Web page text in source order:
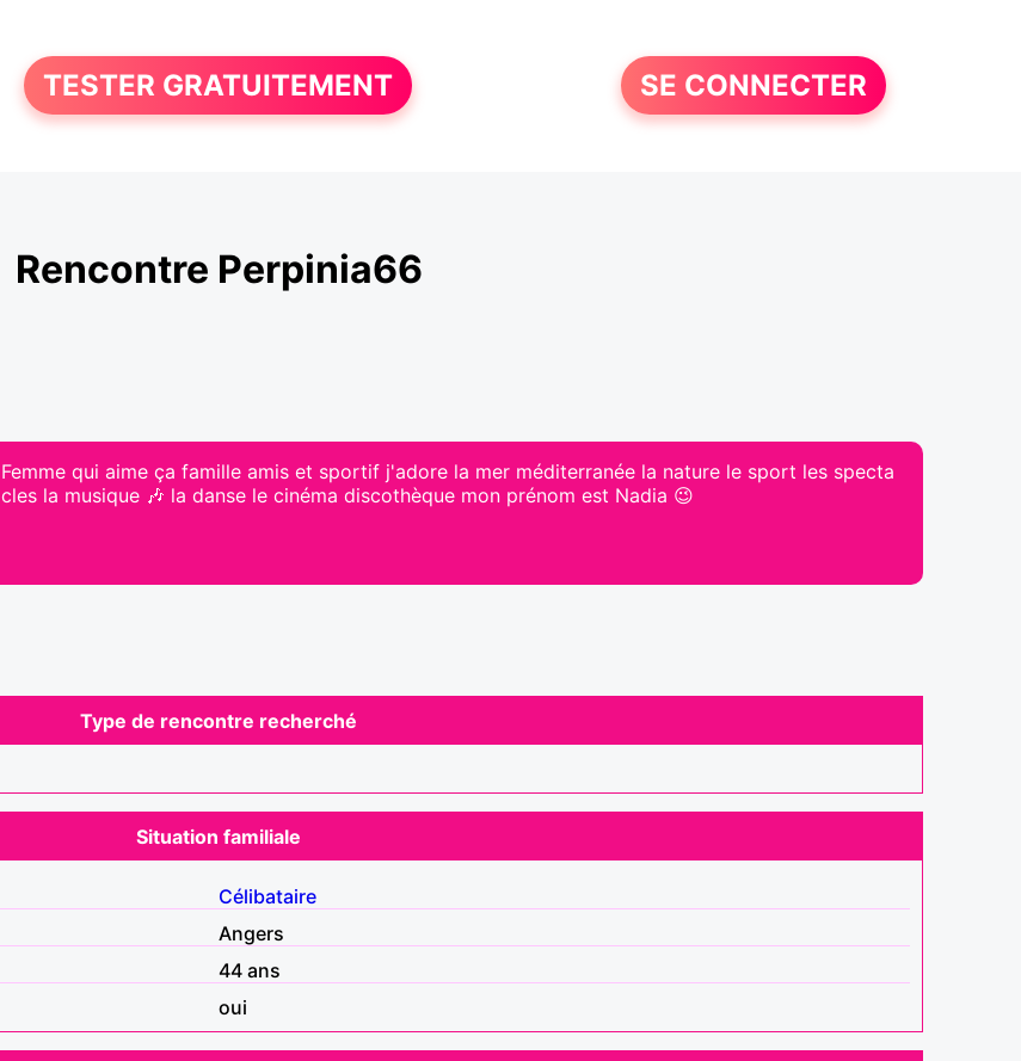
TESTER GRATUITEMENT SE CONNECTER
Rencontre Perpinia66
Femme qui aime ça famille amis et sportif j'adore la mer méditerranée la nature le sport les specta
cles la musique 🎶 la danse le cinéma discothèque mon prénom est Nadia 😉
Type de rencontre recherché
Situation familiale
Célibataire
Angers
44 ans
oui